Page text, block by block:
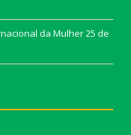
da Mulher25 de